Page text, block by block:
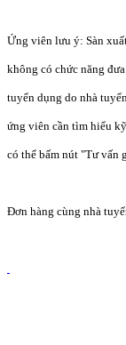
Ứng viên lưu ý: Sàn
không có chức năng
tuyển dụng do nhà
ứng viên cần tìm hiểu
có thể bấm nút "Tư vấn
Đơn hàng cùng nhà